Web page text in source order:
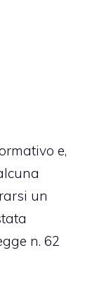
e,
un
n. 62